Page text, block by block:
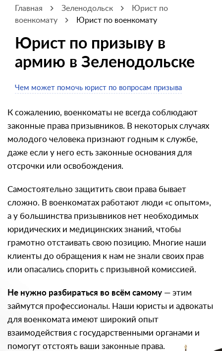
Главная Зеленодольск
Юрист по
военкомату
Юрист по военкомату
Юрист по призыву в
армию в Зеленодольске
Чем может помочь юрист по вопросам призыва
К сожалению, военкоматы не всегда соблюдают
законные права призывников. В некоторых случаях
молодого человека признают годным к службе,
даже если у него есть законные основания для
отсрочки или освобождения.
Самостоятельно защитить свои права бывает
сложно. В военкоматах работают люди «с опытом»,
а у большинства призывников нет необходимых
юридических и медицинских знаний, чтобы
грамотно отстаивать свою позицию. Многие наши
клиенты до обращения к нам не знали своих прав
или опасались спорить с призывной комиссией.
Не нужно разбираться во всём самому — этим
займутся профессионалы. Наши юристы и адвокаты
для военкомата имеют широкий опыт
взаимодействия с государственными органами и
помогут отстоять ваши законные права.